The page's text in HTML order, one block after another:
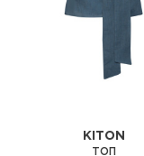
KITON
ТОП